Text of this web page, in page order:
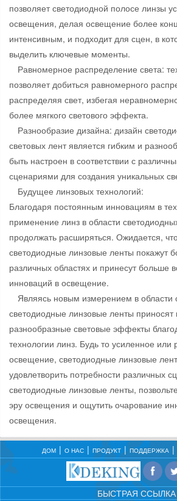
позволяет светодиодной полосе линзы
освещения, делая освещение более
интенсивным, и подходит для сцен, в
выделить ключевые моменты.
Равномерное распределение света:
позволяет добиться равномерного
распределяя свет, избегая
более мягкого светового эффекта.
Разнообразие дизайна: дизайн
световых лент является гибким и
быть настроен в соответствии с
сценариями для создания уникальных
Будущее линзовых технологий:
Благодаря постоянным инновациям в
применение линз в области
продолжать расширяться. Ожидается,
светодиодные линзовые ленты покажут
различных областях и принесут больше
инноваций в освещение.
Являясь новым измерением в области
светодиодные линзовые ленты
разнообразные световые эффекты
технологии линз. Будь то усиленное или
освещение, светодиодные линзовые
удовлетворить потребности различных
светодиодные линзовые ленты,
эру освещения и ощутить очарование
освещения.
ДОМ О НАС ПРОДУКТ ПОДДЕРЖКА
БЫСТРАЯ ССЫЛКА